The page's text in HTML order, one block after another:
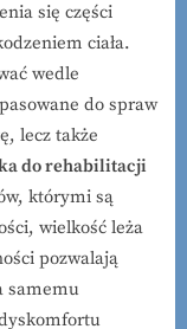
się części
ciała.
wedle
do spraw
lecz także
do rehabilitacji
którymi są
wielkość leża
pozwalają
samemu